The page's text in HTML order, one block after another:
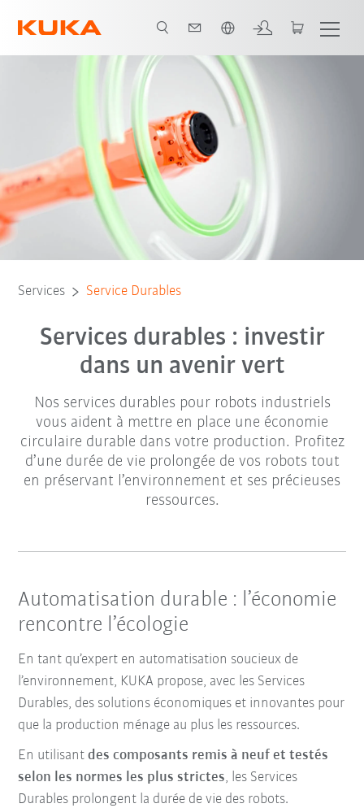
Circular Services my.KUKA Marketplace Contact
Services Service Durables
Services durables : investir
dans un avenir vert
Nos services durables pour robots industriels
vous aident à mettre en place une économie
circulaire durable dans votre production. Profitez
d’une durée de vie prolongée de vos robots tout
en préservant l’environnement et ses précieuses
ressources.
Automatisation durable : l’économie
rencontre l’écologie
En tant qu’expert en automatisation soucieux de
l’environnement, KUKA propose, avec les Services
Durables, des solutions économiques et innovantes pour
que la production ménage au plus les ressources.
En utilisantdes composants remis à neuf et testés
selon les normes les plus strictes, les Services
Durables prolongent la durée de vie des robots.